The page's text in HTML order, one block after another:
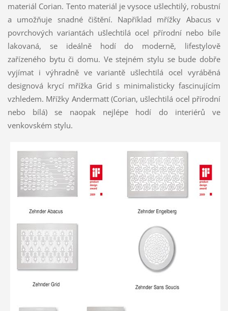
materiál Corian. Tento materiál je vysoce ušlechtilý, robustní
a umožňuje snadné čištění. Například mřížky Abacus v
povrchových variantách ušlechtilá ocel přírodní nebo bíle
lakovaná, se ideálně hodí do moderně, lifestylově
zařízeného bytu či domu. Ve stejném stylu se bude dobře
vyjímat i výhradně ve variantě ušlechtilá ocel vyráběná
designová krycí mřížka Grid s minimalisticky fascinujícím
vzhledem. Mřížky Andermatt (Corian, ušlechtilá ocel přírodní
nebo bílá) se naopak nejlépe hodí do interiérů ve
venkovském stylu.